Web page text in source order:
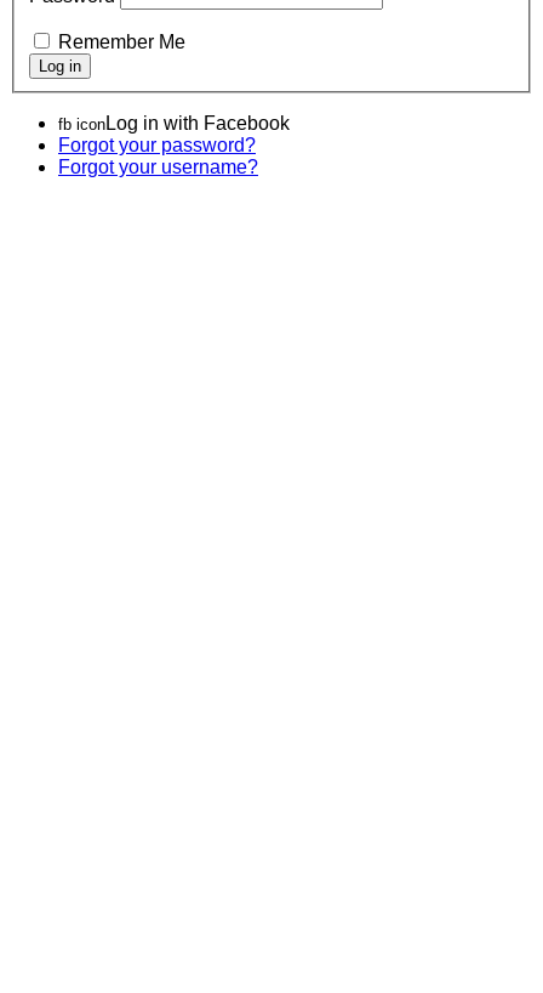
Remember Me
fb icon Log in with Facebook
Forgot your password?
Forgot your username?